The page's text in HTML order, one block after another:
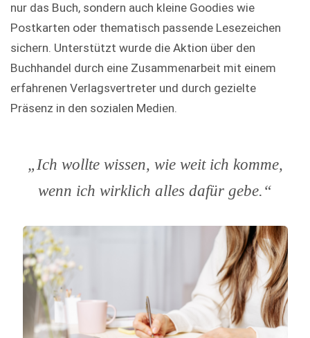
nur das Buch, sondern auch kleine Goodies wie
Postkarten oder thematisch passende Lesezeichen
sichern. Unterstützt wurde die Aktion über den
Buchhandel durch eine Zusammenarbeit mit einem
erfahrenen Verlagsvertreter und durch gezielte
Präsenz in den sozialen Medien.
„Ich wollte wissen, wie weit ich komme,
wenn ich wirklich alles dafür gebe.“